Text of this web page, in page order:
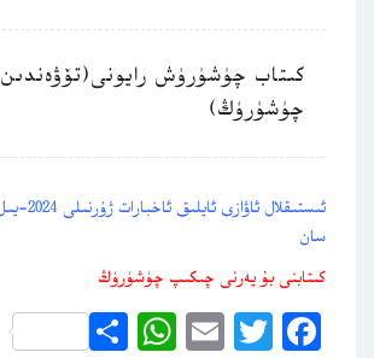
كىتاب چۈشۈرۈش رايونى(تۆۋەندىن
چۈشۈرۈڭ)
سان
كىتابنى بۇ يەرنى چىكىپ چۈشۈرۈڭ
Facebook
Twitter
Email
WhatsApp
Share